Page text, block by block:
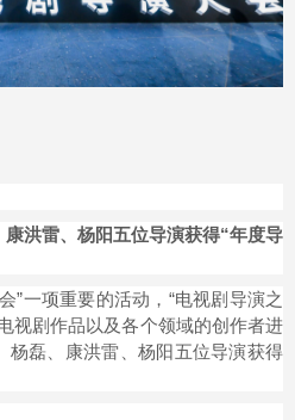
洪雷、杨阳五位导演获得“年度导
”一项重要的活动，“电视剧导演之
视剧作品以及各个领域的创作者进
杨磊、康洪雷、杨阳五位导演获得